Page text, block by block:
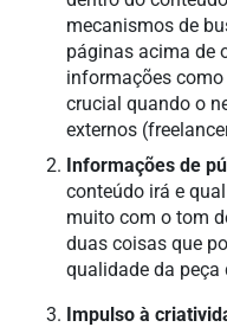
mecanismos de
páginas acima de
informações
crucial quando o
externos
Informações de
conteúdo irá e
muito com o tom
duas coisas que
qualidade da peça
Impulso à